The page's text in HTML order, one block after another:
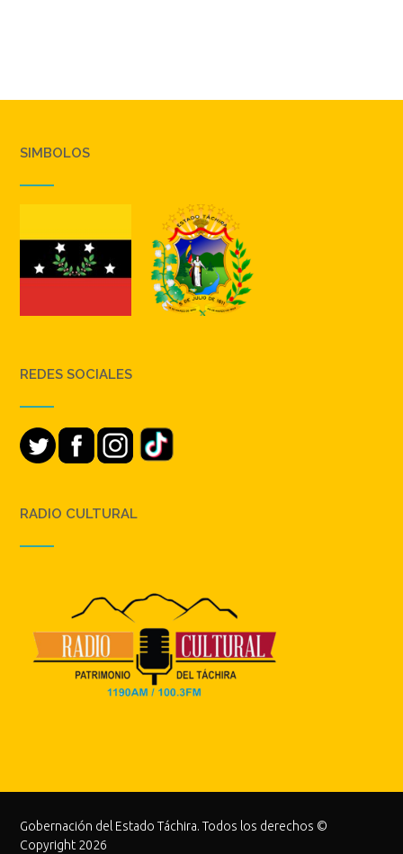
SIMBOLOS
REDES SOCIALES
RADIO CULTURAL
Gobernación del Estado Táchira. Todos los derechos ©
Copyright 2026